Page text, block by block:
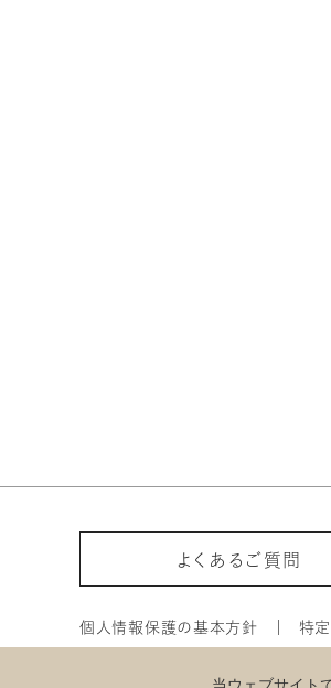
よくあるご質問
個人情報保護の基本方針 特